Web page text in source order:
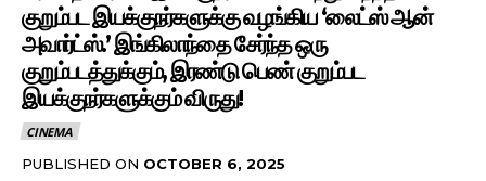
குறும்பட இயக்குநர்களுக்கு வழங்கிய ‘லைட்ஸ் ஆன்
அவார்ட்ஸ்.’ இங்கிலாந்தை சேர்ந்த ஒரு
குறும்படத்துக்கும், இரண்டு பெண் குறும்பட
இயக்குநர்களுக்கும் விருது!
CINEMA
PUBLISHED ON OCTOBER 6, 2025